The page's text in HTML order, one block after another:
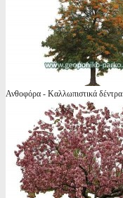
Ανθοφόρα - Καλλωπιστικά δέντρα